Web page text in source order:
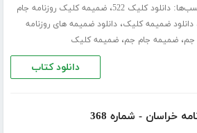
دانلود کلیک 522 ،ضمیمه کلیک روزنامه جام
دانلود ضمیمه کلیک،دانلود ضمیمه های روزنامه
جم،ضمیمه جام جم،ضمیمه کلیک
دانلود کتاب
خراسان - شماره 368